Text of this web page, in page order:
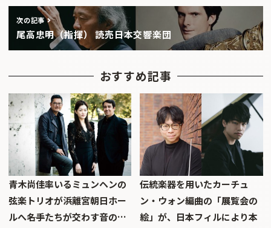
次の記事
尾高忠明（指揮） 読売日本交響楽団
おすすめ記事
青木尚佳率いるミュンヘンの
弦楽トリオが浜離宮朝日ホー
ルへ――名手たちが交わす音の…
伝統楽器を用いたカーチュ
ン・ウォン編曲の「展覧会の
絵」が、日本フィルにより本